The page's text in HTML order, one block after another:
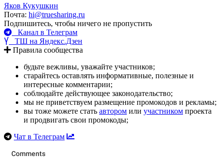
Яков Кукушкин
Почта: hi@truesharing.ru
Подпишитесь, чтобы ничего не пропустить
Канал в Телеграм
ТШ на Яндекс.Дзен
Правила сообщества
будьте вежливы, уважайте участников;
старайтесь оставлять информативные, полезные и
интересные комментарии;
соблюдайте действующее законодательство;
мы не приветствуем размещение промокодов и рекламы;
вы тоже можете стать автором или участником проекта
и продвигать свои промокоды;
Чат в Телеграм